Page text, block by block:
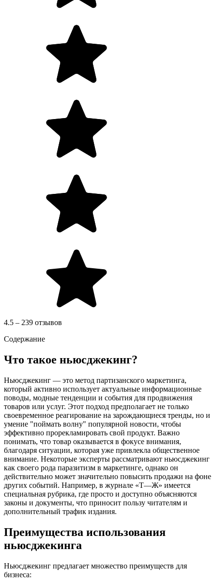
4.5 – 239 отзывов
Содержание
Что такое ньюсджекинг?
Ньюсджекинг — это метод партизанского маркетинга,
который активно использует актуальные информационные
поводы, модные тенденции и события для продвижения
товаров или услуг. Этот подход предполагает не только
своевременное реагирование на зарождающиеся тренды, но и
умение "поймать волну" популярной новости, чтобы
эффективно прорекламировать свой продукт. Важно
понимать, что товар оказывается в фокусе внимания,
благодаря ситуации, которая уже привлекла общественное
внимание. Некоторые эксперты рассматривают ньюсджекинг
как своего рода паразитизм в маркетинге, однако он
действительно может значительно повысить продажи на фоне
других событий. Например, в журнале «Т—Ж» имеется
специальная рубрика, где просто и доступно объясняются
законы и документы, что приносит пользу читателям и
дополнительный трафик издания.
Преимущества использования
ньюсджекинга
Ньюсджекинг предлагает множество преимуществ для
бизнеса: